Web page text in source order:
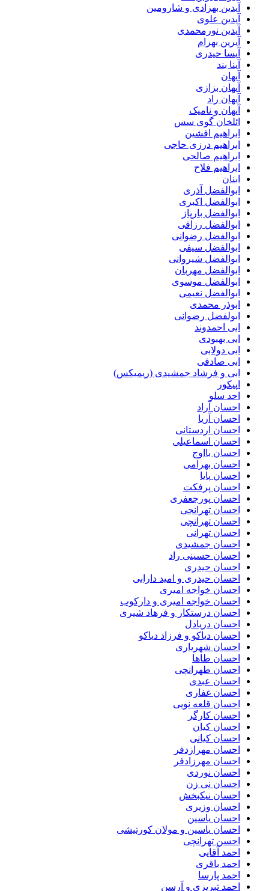
آیدین بهزادی و شارومین
آیدین علوی
آیدین نورمحمدی
آیرین بهرام
آیسا حیدری
آینا بند
آیهان
آیهان بزازی
آیهان راد
آیهان و نامیک
ائلخان گوی سس
ابراهیم افشین
ابراهیم درزی حاجی
ابراهیم صالحی
ابراهیم فلاح
ابنان
ابوالفضل آذری
ابوالفضل اکبری
ابوالفضل بارپاز
ابوالفضل رزاقی
ابوالفضل رضوانی
ابوالفضل سیفی
ابوالفضل شیروانی
ابوالفضل مهربان
ابوالفضل موسوی
ابوالفضل نعیمی
ابوذر محمدی
ابولفضل رضوانی
ابی احمدوند
ابی بهبودی
ابی دولابی
ابی صادقی
ابی و فرشاد جمشیدی (ریمیکس)
اپیکور
احد سلو
احسان آراد
احسان آریا
احسان اردستانی
احسان اسماعیلی
احسان بااوج
احسان بهرامی
احسان پایا
احسان پرفکت
احسان پورجعفری
احسان تهرانجی
احسان تهرانچی
احسان تهرانی
احسان جمشیدی
احسان حسینی راد
احسان حیدری
احسان حیدری و امید دارابی
احسان خواجه امیری
احسان خواجه امیری و دارکوب
احسان درستكار و فرهاد شيرى
احسان دریادل
احسان دیاکو و فرزاد دیاکو
احسان شهریاری
احسان طاها
احسان طهرانچی
احسان عبدی
احسان غفاری
احسان قلعه نویی
احسان کارگر
احسان کیان
احسان کیانی
احسان مهرازدفر
احسان مهرزادفر
احسان نوردی
احسان نی زن
احسان نیکبخش
احسان وزیری
احسان یاسین
احسان یاسین و مولان کورتیشی
احسن تهرانچی
احمد آقایی
احمد باقری
احمد پارسا
احمد تبریزی و آرسن